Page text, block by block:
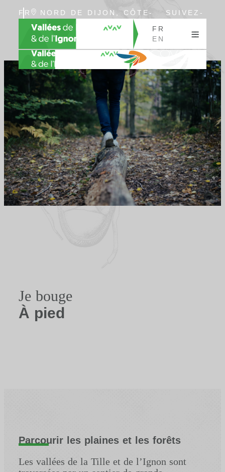
FR
EN
NORD DE DIJON, CÔTE-
D’OR, BOURGOGNE
SUIVEZ-
FR
EN
Je bouge
À pied
Parcourir les plaines et les forêts
Les vallées de la Tille et de l’Ignon sont